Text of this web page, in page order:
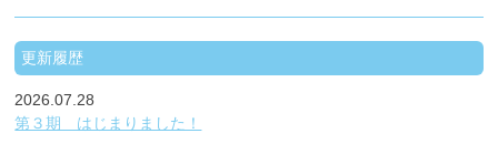
更新履歴
2026.07.28
第３期 はじまりました！